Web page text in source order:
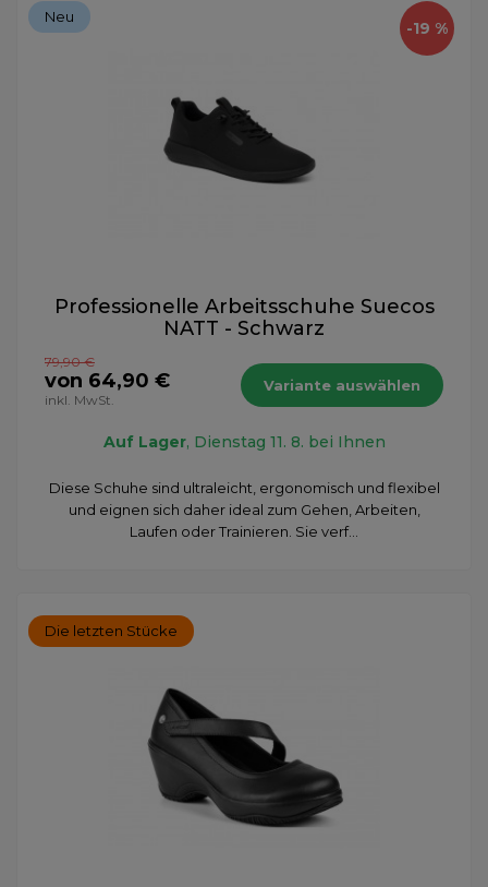
-19 %
Neu
Professionelle Arbeitsschuhe Suecos
NATT - Schwarz
79,90 €
von 64,90 €
inkl. MwSt.
Variante auswählen
Auf Lager, Dienstag 11. 8. bei Ihnen
Diese Schuhe sind ultraleicht, ergonomisch und flexibel
und eignen sich daher ideal zum Gehen, Arbeiten,
Laufen oder Trainieren. Sie verf...
Die letzten Stücke